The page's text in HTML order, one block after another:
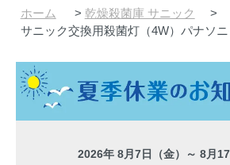
ホーム > 乾燥殺菌庫 サニック
>
サニック交換用殺菌灯（4W）パナソ
2026年 8月7日（金）～ 8月17